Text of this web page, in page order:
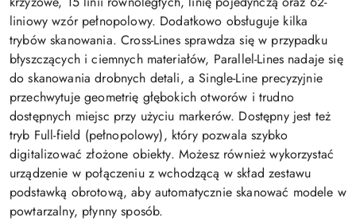
liniowy wzór pełnopolowy. Dodatkowo obsługuje kilka
trybów skanowania. Cross-Lines sprawdza się w przypadku
błyszczących i ciemnych materiałów, Parallel-Lines nadaje się
do skanowania drobnych detali, a Single-Line precyzyjnie
przechwytuje geometrię głębokich otworów i trudno
dostępnych miejsc przy użyciu markerów. Dostępny jest też
tryb Full-field (pełnopolowy), który pozwala szybko
digitalizować złożone obiekty. Możesz również wykorzystać
urządzenie w połączeniu z wchodzącą w skład zestawu
podstawką obrotową, aby automatycznie skanować modele w
powtarzalny, płynny sposób.